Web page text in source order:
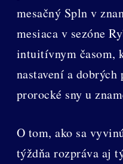
mesačný Spln v
mesiaca v sezóne
intuitívnym časom,
nastavení a
prorocké sny u
O tom, ako sa
týždňa rozpráva aj